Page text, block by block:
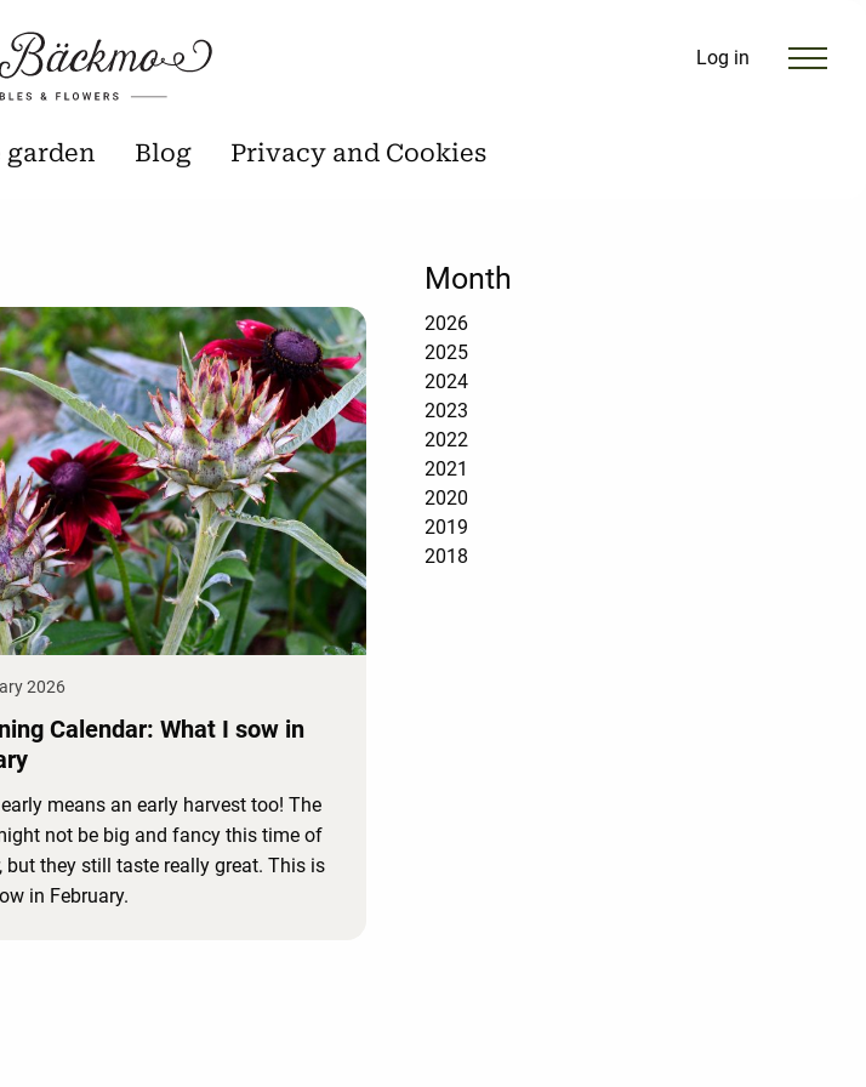
Log in
garden Blog Privacy and Cookies
2026
Calendar: What I sow in
means an early harvest too! The
not be big and fancy this time of
but they still taste really great. This is
in February.
Month
2026
2025
2024
2023
2022
2021
2020
2019
2018